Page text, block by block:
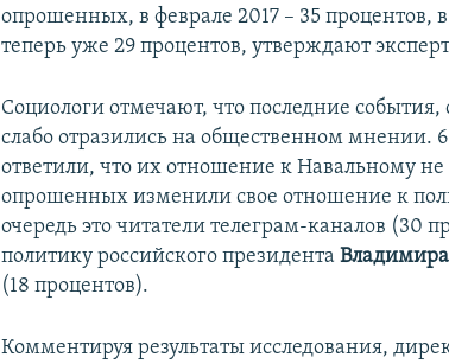
опрошенных, в феврале 2017 – 35 процентов,
теперь уже 29 процентов, утверждают
Социологи отмечают, что последние
слабо отразились на общественном мнении.
ответили, что их отношение к Навальному
опрошенных изменили свое отношение к
очередь это читатели телеграм-каналов (30
политику российского президента
(18 процентов).
Комментируя результаты исследования,